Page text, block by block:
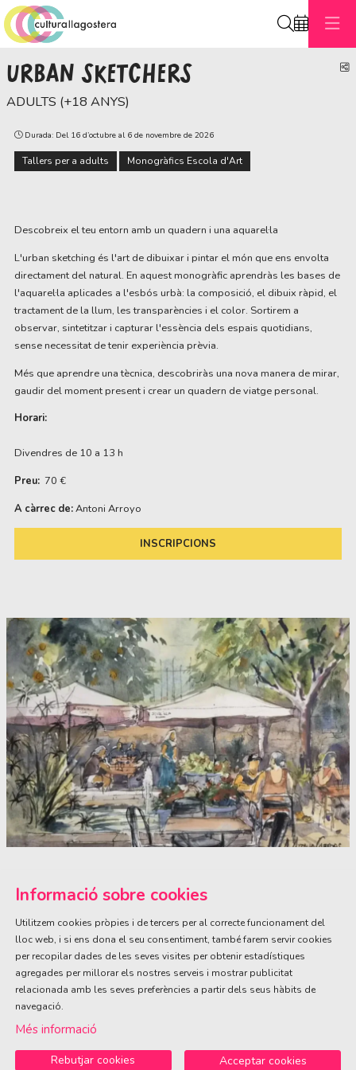
URBAN SKETCHERS
ADULTS (+18 ANYS)
Durada: Del 16 d’octubre al 6 de novembre de 2026
Tallers per a adults Monogràfics Escola d'Art
Descobreix el teu entorn amb un quadern i una aquarel·la
L'urban sketching és l'art de dibuixar i pintar el món que ens envolta
directament del natural. En aquest monogràfic aprendràs les bases de
l'aquarel·la aplicades a l'esbós urbà: la composició, el dibuix ràpid, el
tractament de la llum, les transparències i el color. Sortirem a
observar, sintetitzar i capturar l'essència dels espais quotidians,
sense necessitat de tenir experiència prèvia.
Més que aprendre una tècnica, descobriràs una nova manera de mirar,
gaudir del moment present i crear un quadern de viatge personal.
Horari:
Divendres de 10 a 13 h
Preu: 70 €
A càrrec de:Antoni Arroyo
INSCRIPCIONS
ÀREA DE CULTURA
Olivareta, 38 · T. 972 83 00 05cultura@llagostera.cat
Sitemap
Informació sobre cookies
Utilitzem cookies pròpies i de tercers per al correcte funcionament del
lloc web, i si ens dona el seu consentiment, també farem servir cookies
per recopilar dades de les seves visites per obtenir estadístiques
agregades per millorar els nostres serveis i mostrar publicitat
relacionada amb les seves preferències a partir dels seus hàbits de
navegació.
Més informació
Acceptar cookies
Rebutjar cookies